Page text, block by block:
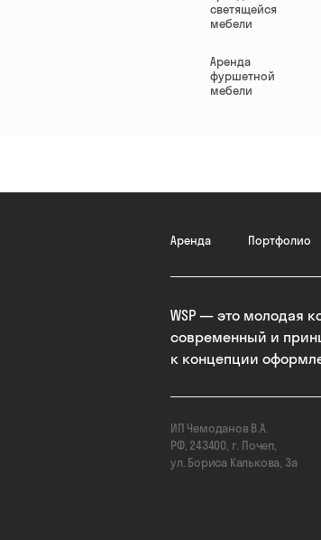
светящейся
мебели
Аренда
фуршетной
мебели
Aренда Портфолио
WSP — это молодая
современный и
к концепции
ИП Чемоданов В.А.
РФ, 243400, г. Почеп,
ул. Бориса Калькова, 3а